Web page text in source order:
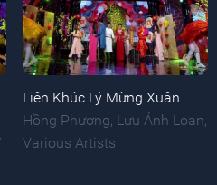
Liên Khúc Lý Mừng Xuân
Hồng Phượng, Lưu Ánh Loan,
Various Artists